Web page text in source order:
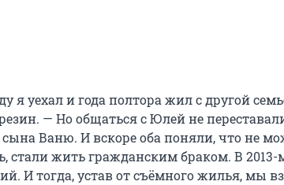
я уехал и года полтора жил с другой
— Но общаться с Юлей не
Ваню. И вскоре оба поняли, что не
стали жить гражданским браком. В 2013-
И тогда, устав от съёмного жилья, мы